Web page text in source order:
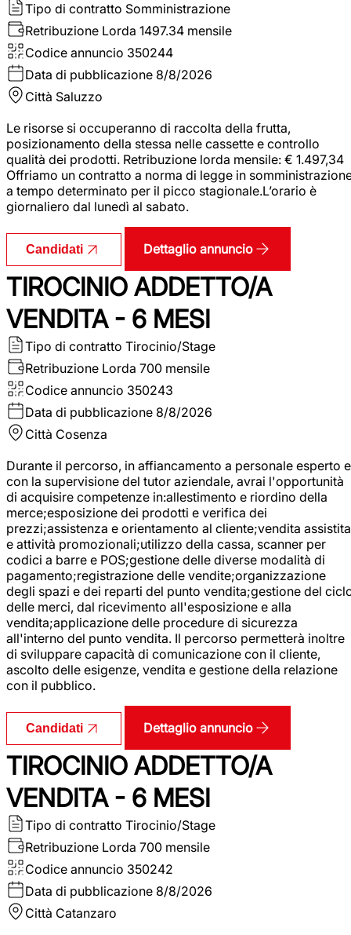
Tipo di contratto Somministrazione
Retribuzione Lorda 1497.34 mensile
Codice annuncio 350244
Data di pubblicazione 8/8/2026
Città Saluzzo
Le risorse si occuperanno di raccolta della frutta,
posizionamento della stessa nelle cassette e controllo
qualità dei prodotti. Retribuzione lorda mensile: € 1.497,34
Offriamo un contratto a norma di legge in
a tempo determinato per il picco stagionale.L’orario è
giornaliero dal lunedì al sabato.
Candidati Dettaglio annuncio
TIROCINIO ADDETTO/A
VENDITA - 6 MESI
Tipo di contratto Tirocinio/Stage
Retribuzione Lorda 700 mensile
Codice annuncio 350243
Data di pubblicazione 8/8/2026
Città Cosenza
Durante il percorso, in affiancamento a personale esperto e
con la supervisione del tutor aziendale, avrai l'opportunità
di acquisire competenze in:allestimento e riordino della
merce;esposizione dei prodotti e verifica dei
prezzi;assistenza e orientamento al cliente;vendita assistita
e attività promozionali;utilizzo della cassa, scanner per
codici a barre e POS;gestione delle diverse modalità di
pagamento;registrazione delle vendite;organizzazione
degli spazi e dei reparti del punto vendita;gestione del
delle merci, dal ricevimento all'esposizione e alla
vendita;applicazione delle procedure di sicurezza
all'interno del punto vendita. Il percorso permetterà inoltre
di sviluppare capacità di comunicazione con il cliente,
ascolto delle esigenze, vendita e gestione della relazione
con il pubblico.
Candidati Dettaglio annuncio
TIROCINIO ADDETTO/A
VENDITA - 6 MESI
Tipo di contratto Tirocinio/Stage
Retribuzione Lorda 700 mensile
Codice annuncio 350242
Data di pubblicazione 8/8/2026
Città Catanzaro